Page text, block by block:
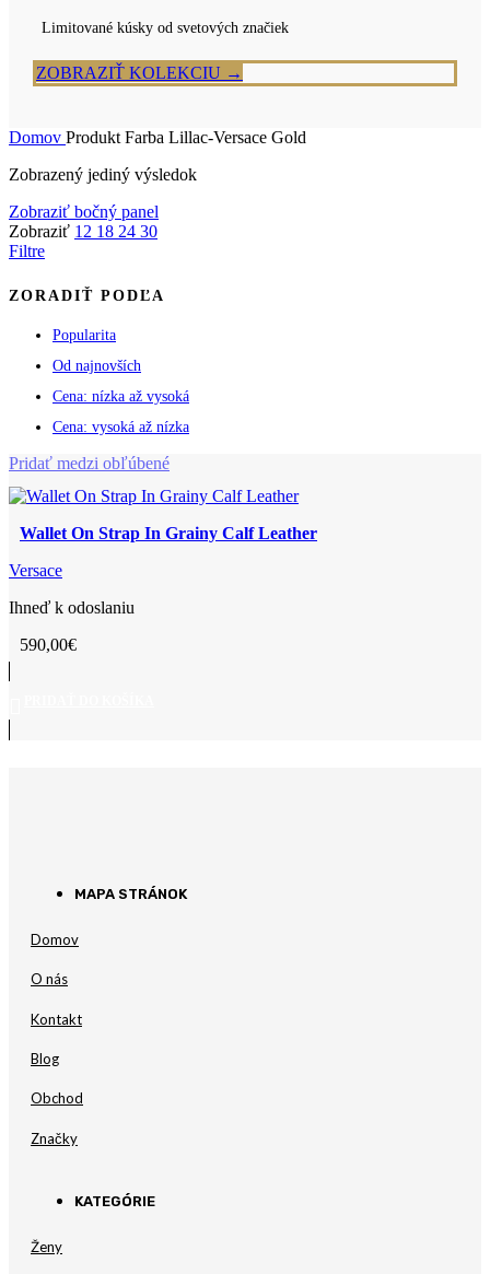
Limitované kúsky od svetových značiek
ZOBRAZIŤ KOLEKCIU →
Domov Produkt Farba Lillac-Versace Gold
Zobrazený jediný výsledok
Zobraziť bočný panel
Zobraziť 12 18 24 30
Filtre
ZORADIŤ PODĽA
Popularita
Od najnovších
Cena: nízka až vysoká
Cena: vysoká až nízka
Pridať medzi obľúbené
Wallet On Strap In Grainy Calf Leather
Versace
Ihneď k odoslaniu
590,00€
MAPA STRÁNOK
Domov
O nás
Kontakt
Blog
Obchod
Značky
KATEGÓRIE
Ženy